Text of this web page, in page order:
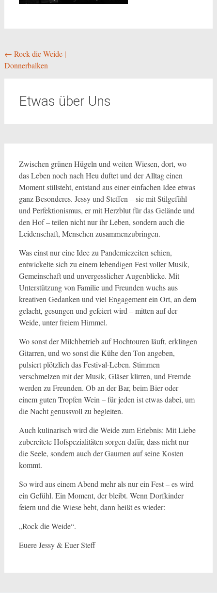
Beitragsnavigation
← Rock die Weide |
Donnerbalken
Etwas über Uns
Zwischen grünen Hügeln und weiten Wiesen, dort, wo
das Leben noch nach Heu duftet und der Alltag einen
Moment stillsteht, entstand aus einer einfachen Idee etwas
ganz Besonderes. Jessy und Steffen – sie mit Stilgefühl
und Perfektionismus, er mit Herzblut für das Gelände und
den Hof – teilen nicht nur ihr Leben, sondern auch die
Leidenschaft, Menschen zusammenzubringen.
Was einst nur eine Idee zu Pandemiezeiten schien,
entwickelte sich zu einem lebendigen Fest voller Musik,
Gemeinschaft und unvergesslicher Augenblicke. Mit
Unterstützung von Familie und Freunden wuchs aus
kreativen Gedanken und viel Engagement ein Ort, an dem
gelacht, gesungen und gefeiert wird – mitten auf der
Weide, unter freiem Himmel.
Wo sonst der Milchbetrieb auf Hochtouren läuft, erklingen
Gitarren, und wo sonst die Kühe den Ton angeben,
pulsiert plötzlich das Festival-Leben. Stimmen
verschmelzen mit der Musik, Gläser klirren, und Fremde
werden zu Freunden. Ob an der Bar, beim Bier oder
einem guten Tropfen Wein – für jeden ist etwas dabei, um
die Nacht genussvoll zu begleiten.
Auch kulinarisch wird die Weide zum Erlebnis: Mit Liebe
zubereitete Hofspezialitäten sorgen dafür, dass nicht nur
die Seele, sondern auch der Gaumen auf seine Kosten
kommt.
So wird aus einem Abend mehr als nur ein Fest – es wird
ein Gefühl. Ein Moment, der bleibt. Wenn Dorfkinder
feiern und die Wiese bebt, dann heißt es wieder:
„Rock die Weide“.
Euere Jessy & Euer Steff